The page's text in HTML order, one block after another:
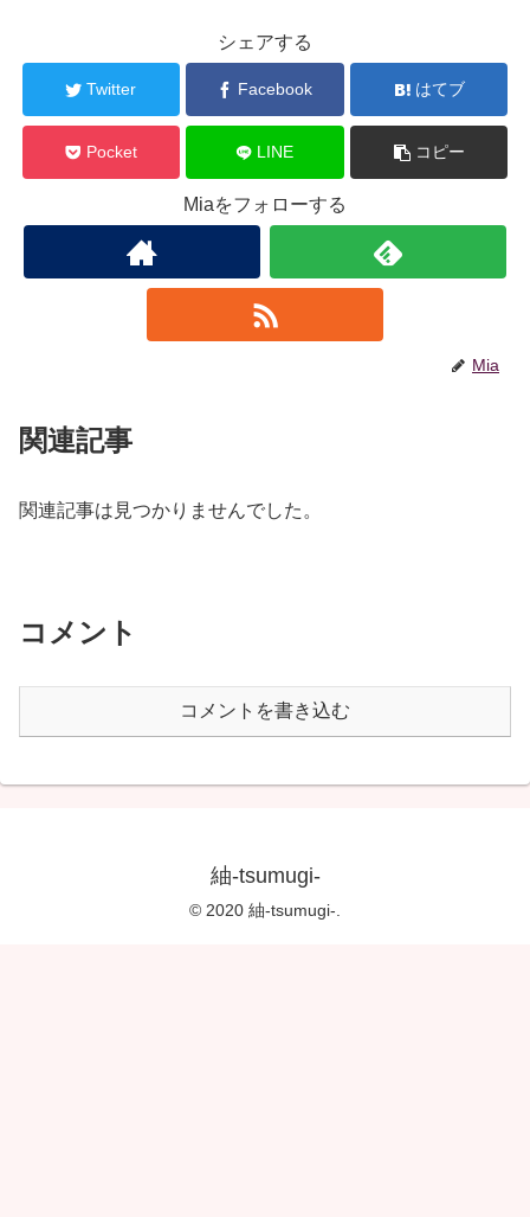
シェアする
Twitter Facebook はてブ
Pocket LINE コピー
Miaをフォローする
Mia
関連記事
関連記事は見つかりませんでした。
コメント
コメントを書き込む
紬-tsumugi-
© 2020 紬-tsumugi-.